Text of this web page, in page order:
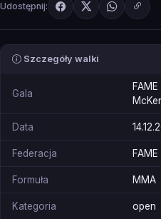
Udostępnij:
Szczegóły walki
Gala
Data
Federacja
Formuła MMA
Kategoria open